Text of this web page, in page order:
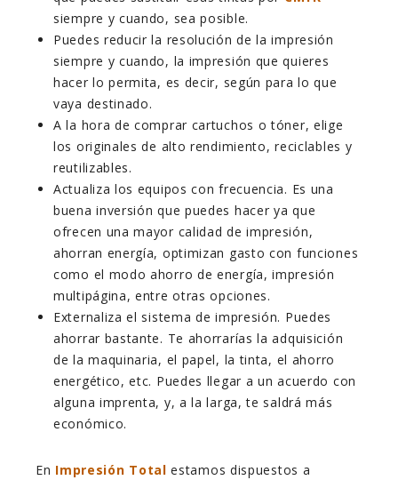
siempre y cuando, sea posible.
Puedes reducir la resolución de la impresión
siempre y cuando, la impresión que quieres
hacer lo permita, es decir, según para lo que
vaya destinado.
A la hora de comprar cartuchos o tóner, elige
los originales de alto rendimiento, reciclables y
reutilizables.
Actualiza los equipos con frecuencia. Es una
buena inversión que puedes hacer ya que
ofrecen una mayor calidad de impresión,
ahorran energía, optimizan gasto con funciones
como el modo ahorro de energía, impresión
multipágina, entre otras opciones.
Externaliza el sistema de impresión. Puedes
ahorrar bastante. Te ahorrarías la adquisición
de la maquinaria, el papel, la tinta, el ahorro
energético, etc. Puedes llegar a un acuerdo con
alguna imprenta, y, a la larga, te saldrá más
económico.
En Impresión Total estamos dispuestos a